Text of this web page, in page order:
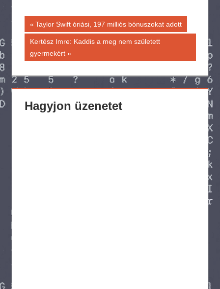
Bejegyzés
navigáció
Previous
Post:
Taylor Swift óriási, 197 milliós bónuszokat adott
Next
Post:
Kertész Imre: Kaddis a meg nem született
gyermekért
Hagyjon üzenetet